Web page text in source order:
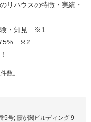
リハウスの特徴・実績・
験・知見 ※1
75% ※2
数。
5号; 霞が関ビルディング 9